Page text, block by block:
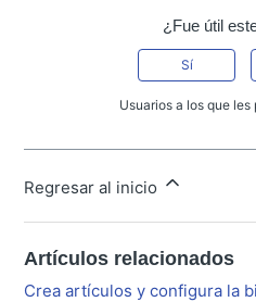
¿Fue útil
Sí
Usuarios a los que
Regresar al inicio
Artículos relacionados
Crea artículos y configura la